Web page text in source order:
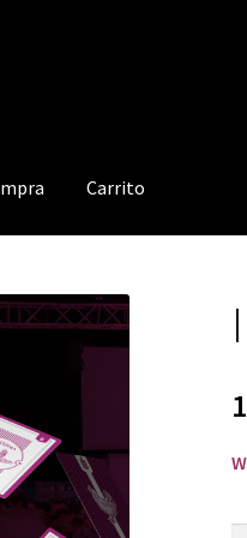
Carrito
WEB REGISTRO DE
compraFORMULARIO
Perstorp Quimica do Brasil